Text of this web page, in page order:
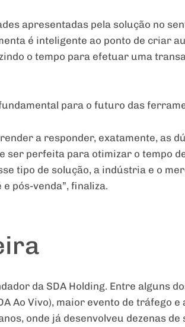
apresentadas pela solução no
é inteligente ao ponto de criar
o tempo para efetuar uma
para o futuro das
a responder, exatamente, as
ser perfeita para otimizar o tempo
tipo de solução, a indústria e o
pós-venda”, finaliza.
da SDA Holding. Entre alguns
Ao Vivo), maior evento de tráfego
onde já desenvolveu dezenas de